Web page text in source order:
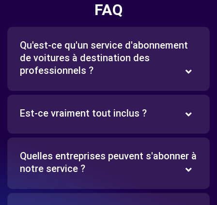
FAQ
Qu'est-ce qu'un service d'abonnement
de voitures à destination des
professionnels ?
Est-ce vraiment tout inclus ?
Quelles entreprises peuvent s'abonner à
notre service ?